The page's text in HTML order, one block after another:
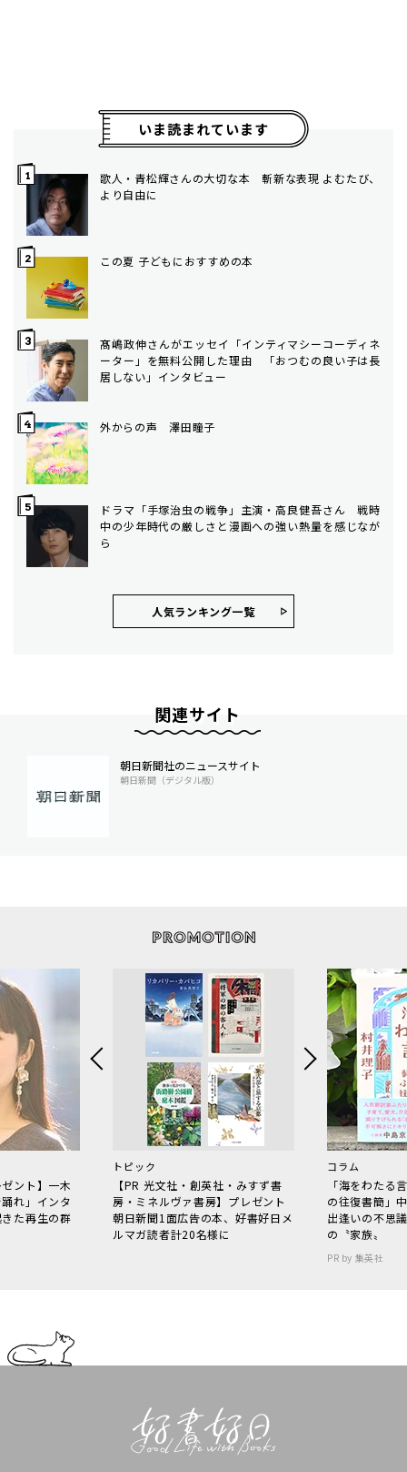
いま読まれています
歌人・青松輝さんの大切な本 斬新な表現 よむたび、
より自由に
この夏 子どもにおすすめの本
髙嶋政伸さんがエッセイ「インティマシーコーディネ
ーター」を無料公開した理由 「おつむの良い子は長
居しない」インタビュー
外からの声 澤田瞳子
ドラマ「手塚治虫の戦争」主演・高良健吾さん 戦時
中の少年時代の厳しさと漫画への強い熱量を感じなが
ら
人気ランキング⼀覧
関連サイト
朝日新聞社のニュースサイト
朝日新聞（デジタル版）
ント】一木
れ」インタ
た再生の群
トピック
【PR 光文社・創英社・みすず書
房・ミネルヴァ書房】プレゼント
朝日新聞1面広告の本、好書好日メ
ルマガ読者計20名様に
コラム
「海をわた
の往復書簡」
出逢いの不思
の〝家族〟
PR by 集英社